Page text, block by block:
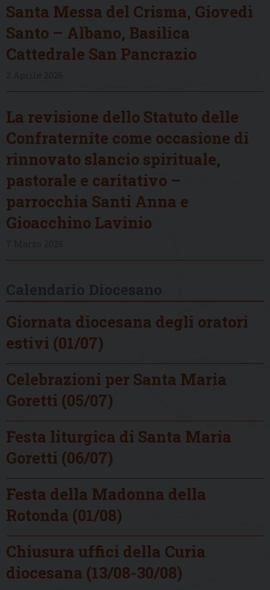
Santa Messa del Crisma, Giovedì
Santo – Albano, Basilica
Cattedrale San Pancrazio
La revisione dello Statuto delle
Confraternite come occasione di
rinnovato slancio spirituale,
pastorale e caritativo –
parrocchia Santi Anna e
Gioacchino Lavinio
Giornata diocesana degli oratori
estivi (01/07)
Celebrazioni per Santa Maria
Goretti (05/07)
Festa liturgica di Santa Maria
Goretti (06/07)
Festa della Madonna della
Rotonda (01/08)
Chiusura uffici della Curia
diocesana (13/08-30/08)